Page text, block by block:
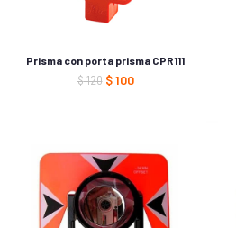
Prisma con porta prisma CPR111
$120 $100